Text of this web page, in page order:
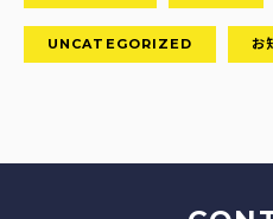
UNCATEGORIZED お